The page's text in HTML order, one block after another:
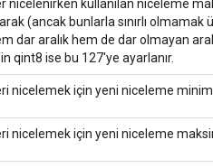
nicelenirken kullanılan niceleme
(ancak bunlarla sınırlı olmamak
dar aralık hem de dar olmayan
qint8 ise bu 127'ye ayarlanır.
nicelemek için yeni niceleme
nicelemek için yeni niceleme